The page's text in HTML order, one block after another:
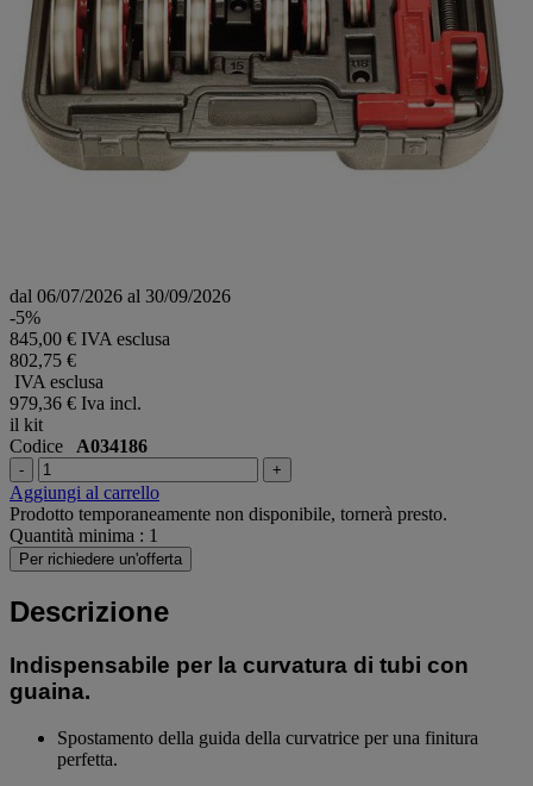
dal 06/07/2026 al 30/09/2026
-5%
845,00 € IVA esclusa
802,75 €
IVA esclusa
979,36 € Iva incl.
il kit
Codice A034186
- +
Aggiungi al carrello
Prodotto temporaneamente non disponibile, tornerà presto.
Quantità minima : 1
Per richiedere un'offerta
Descrizione
Indispensabile per la curvatura di tubi con
guaina.
Spostamento della guida della curvatrice per una finitura
perfetta.